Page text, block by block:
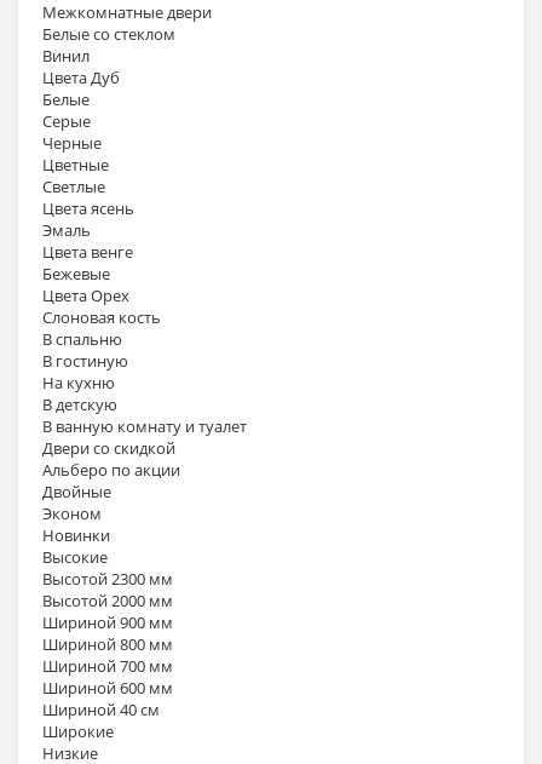
Межкомнатные двери
Белые со стеклом
Винил
Цвета Дуб
Белые
Серые
Черные
Цветные
Светлые
Цвета ясень
Эмаль
Цвета венге
Бежевые
Цвета Орех
Слоновая кость
В спальню
В гостиную
На кухню
В детскую
В ванную комнату и туалет
Двери со скидкой
Альберо по акции
Двойные
Эконом
Новинки
Высокие
Высотой 2300 мм
Высотой 2000 мм
Шириной 900 мм
Шириной 800 мм
Шириной 700 мм
Шириной 600 мм
Шириной 40 см
Широкие
Низкие